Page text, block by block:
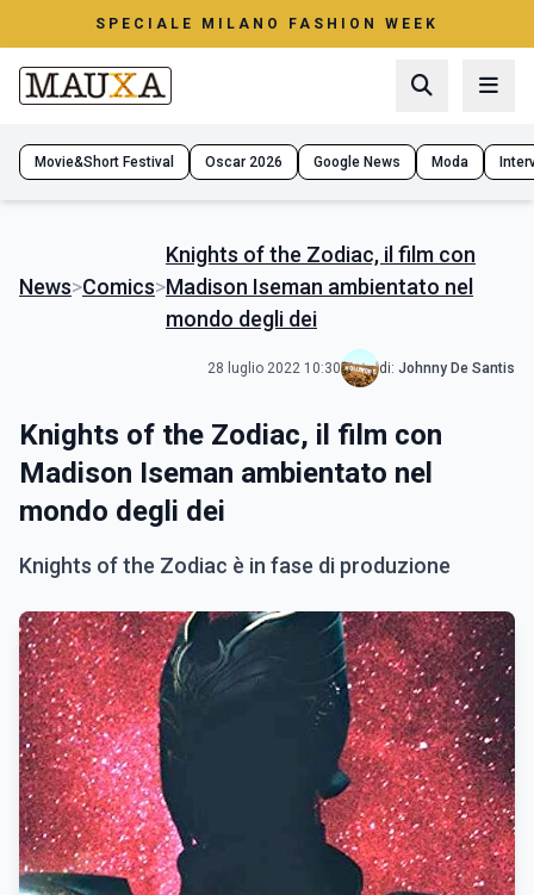
SPECIALE MILANO FASHION WEEK
Movie&Short Festival Oscar 2026 Google News Moda
News>Comics>
Knights of the Zodiac, il film con
Madison Iseman ambientato nel
mondo degli dei
28 luglio 2022 10:30 di: Johnny De Santis
Knights of the Zodiac, il film con
Madison Iseman ambientato nel
mondo degli dei
Knights of the Zodiac è in fase di produzione